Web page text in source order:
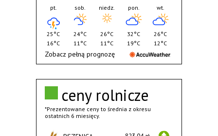
ceny rolnicze
*Prezentowane ceny to średnia z okresu
ostatnich 6 miesięcy.
pt.
25°C
16°C
sob.
24°C
11°C
niedz.
26°C
11°C
pon.
32°C
19°C
wt.
26°C
12°C
Zobacz pełną prognozę